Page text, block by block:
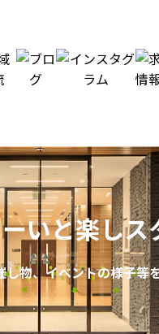
いと楽しス
物、イベントの様子等